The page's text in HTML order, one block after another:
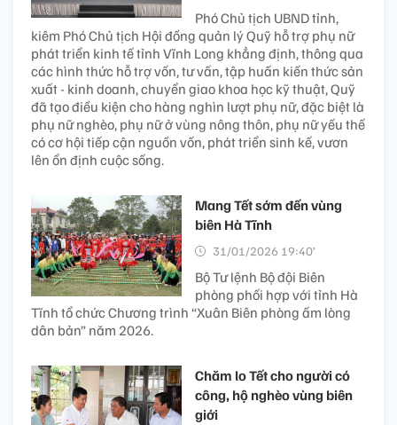
Phó Chủ tịch UBND tỉnh,
kiêm Phó Chủ tịch Hội đồng quản lý Quỹ hỗ trợ phụ nữ
phát triển kinh tế tỉnh Vĩnh Long khẳng định, thông qua
các hình thức hỗ trợ vốn, tư vấn, tập huấn kiến thức sản
xuất - kinh doanh, chuyển giao khoa học kỹ thuật, Quỹ
đã tạo điều kiện cho hàng nghìn lượt phụ nữ, đặc biệt là
phụ nữ nghèo, phụ nữ ở vùng nông thôn, phụ nữ yếu thế
có cơ hội tiếp cận nguồn vốn, phát triển sinh kế, vươn
lên ổn định cuộc sống.
Mang Tết sớm đến vùng
biên Hà Tĩnh
31/01/2026 19:40’
Bộ Tư lệnh Bộ đội Biên
phòng phối hợp với tỉnh Hà
Tĩnh tổ chức Chương trình “Xuân Biên phòng ấm lòng
dân bản” năm 2026.
Chăm lo Tết cho người có
công, hộ nghèo vùng biên
giới